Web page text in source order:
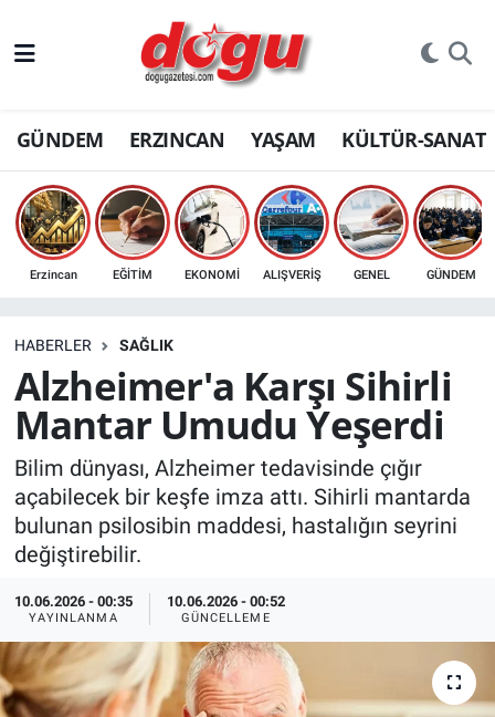
GÜNDEM ERZINCAN YAŞAM KÜLTÜR-SANAT
Erzincan EĞİTİM EKONOMİ ALIŞVERİŞ GENEL GÜNDEM
HABERLER SAĞLIK
Alzheimer'a Karşı Sihirli
Mantar Umudu Yeşerdi
Bilim dünyası, Alzheimer tedavisinde çığır
açabilecek bir keşfe imza attı. Sihirli mantarda
bulunan psilosibin maddesi, hastalığın seyrini
değiştirebilir.
10.06.2026 - 00:35
YAYINLANMA
10.06.2026 - 00:52
GÜNCELLEME
ERZINCAN
GÜNDEM
ERZİNCAN FOTOĞRAFLARI
SAĞLIK
EKONOMİ
Bilim, teknoloji
GENEL
KÜLTÜR-SANAT
Yerel Haber
Politika
SPOR